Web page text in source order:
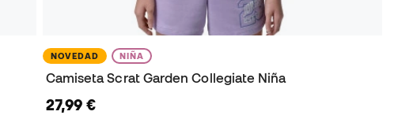
NOVEDAD NIÑA
Camiseta Scrat Garden Collegiate Niña
27,99 €